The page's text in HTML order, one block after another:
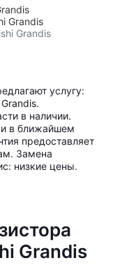
Grandis
Grandis
услугу:
в наличии.
и в ближайшем
предоставляет
Замена
низкие цены.
Grandis